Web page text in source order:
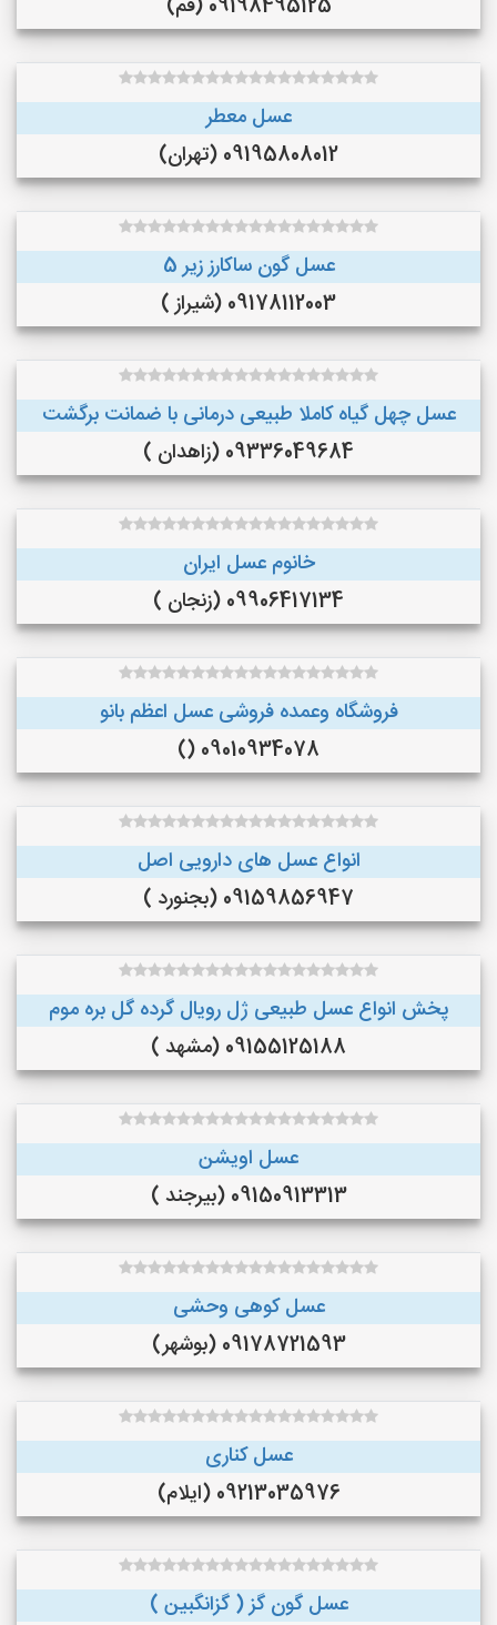
09198495125 (قم)
عسل معطر
09195808012 (تهران)
عسل گون ساکارز زیر 5
09178112003 (شیراز )
عسل چهل گیاه کاملا طبیعی درمانی با ضمانت برگشت
09336049684 (زاهدان )
خانوم عسل ایران
09906417134 (زنجان )
فروشگاه وعمده فروشی عسل اعظم بانو
09010934078 ()
انواع عسل های دارویی اصل
09159856947 (بجنورد )
پخش انواع عسل طبیعی ژل رویال گرده گل بره موم
09155125188 (مشهد )
عسل اویشن
09150913313 (بیرجند )
عسل کوهی وحشی
09178721593 (بوشهر)
عسل کناری
09213035976 (ایلام)
عسل گون گز ( گزانگبین )